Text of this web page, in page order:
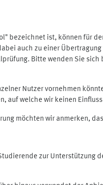
bezeichnet ist, können für
auch zu einer
Bitte wenden Sie
Nutzer vornehmen
auf welche wir keinen
möchten wir anmerken,
zur Unterstützung